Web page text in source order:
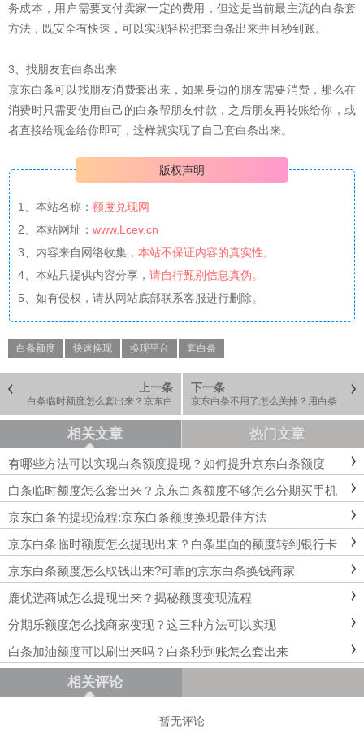
务成本，用户需要支付卖家一定的费用，但这是当前最主流的白条套
方法，既安全有快速，可以实现轻松把套白条出来并且秒到账。
3、找朋友套白条出来
京东白条可以找朋友消费套出来，如果身边的朋友需要消费，那么在
消费时只需要使用自己的白条帮朋友付款，之后朋友再转账给你，或
者直接给现金给你即可，这样就实现了自己套白条出来。
版权声明
1、本站名称：额度兑现网
2、本站网址：www.Lcev.cn
3、内容来自网络收集，本站不保证内容的真实性。
4、本站只提供内容分享，请自行甄别信息真伪。
5、如有侵权，请从网站底部联系客服进行删除。
白条额度 快速换现 换现平台 套白条
上一条
白条临时额度怎么套出来？京东白
下一条
京东白条不用了怎么关掉？用白条
相关文章 热门文章
有哪些方法可以实现白条额度提现？如何提升京东白条额度
白条临时额度怎么套出来？京东白条额度不够怎么分期买手机
京东白条的提现流程:京东白条额度换现最佳方法
京东白条临时额度怎么提现出来？白条里面的额度转到银行卡
京东白条额度怎么取钱出来?可靠的京东白条换钱商家
鹿优选商城怎么提现出来？揭秘额度变现流程
分期乐额度怎么找商家变现？这三种方法可以实现
白条加油额度可以刷出来吗？白条秒到账怎么套出来
相关评论
暂无评论